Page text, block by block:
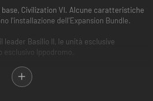
Civilization VI. Alcune caratteristiche
l'installazione dell'Expansion Bundle.
Basilio II, le unità esclusive
Ippodromo.
L'abilità ""Taxis"" fornisce un bonus alla
alla Forza religiosa per ogni Città Santa
Inoltre la religione bizantina